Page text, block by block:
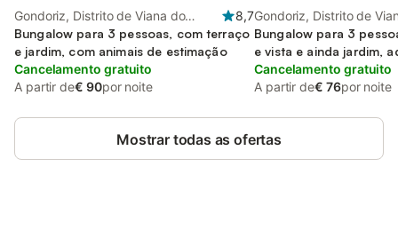
Gondoriz, Distrito de Viana do
Castelo
8,7
Bungalow para 3 pessoas, com terraço
e jardim, com animais de estimação
Cancelamento gratuito
A partir de€ 90por noite
Gondoriz, Distrito de
Castelo
Bungalow para 3
e vista e ainda jardim,
crianças
Cancelamento gratuito
A partir de€ 76por noite
Mostrar todas as ofertas